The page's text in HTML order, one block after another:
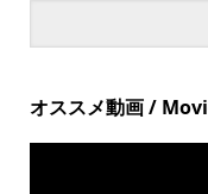
オススメ動画 /